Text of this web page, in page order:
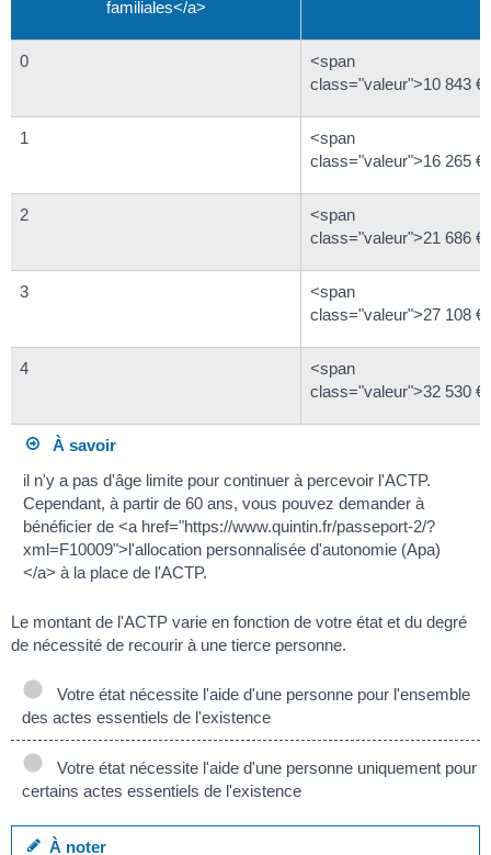
familiales</a>
0
<span
class="valeur">10 843
1
<span
class="valeur">16 265
2
<span
class="valeur">21 686
3
<span
class="valeur">27 108
4
<span
class="valeur">32 530
À savoir
il n'y a pas d'âge limite pour continuer à percevoir l'ACTP.
Cependant, à partir de 60 ans, vous pouvez demander à
bénéficier de <a href="https://www.quintin.fr/passeport-2/?
xml=F10009">l'allocation personnalisée d'autonomie (Apa)
</a> à la place de l'ACTP.
Le montant de l'ACTP varie en fonction de votre état et du degré
de nécessité de recourir à une tierce personne.
Votre état nécessite l'aide d'une personne pour l'ensemble
des actes essentiels de l'existence
Votre état nécessite l'aide d'une personne uniquement pour
certains actes essentiels de l'existence
À noter